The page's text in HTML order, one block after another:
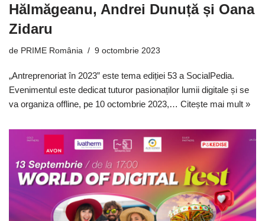
Hălmăgeanu, Andrei Dunuță și Oana
Zidaru
de PRIME România 9 octombrie 2023
„Antreprenoriat în 2023” este tema ediției 53 a SocialPedia.
Evenimentul este dedicat tuturor pasionaților lumii digitale și se
va organiza offline, pe 10 octombrie 2023,… Citește mai mult »